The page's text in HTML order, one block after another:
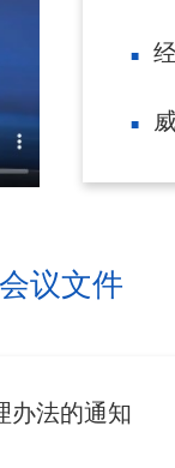
威
会议文件
办法的通知